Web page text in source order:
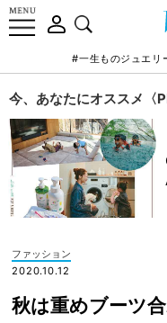
#一生ものジュエリ
今、あなたにオススメ〈
ファッション
2020.10.12
秋は重めブーツ